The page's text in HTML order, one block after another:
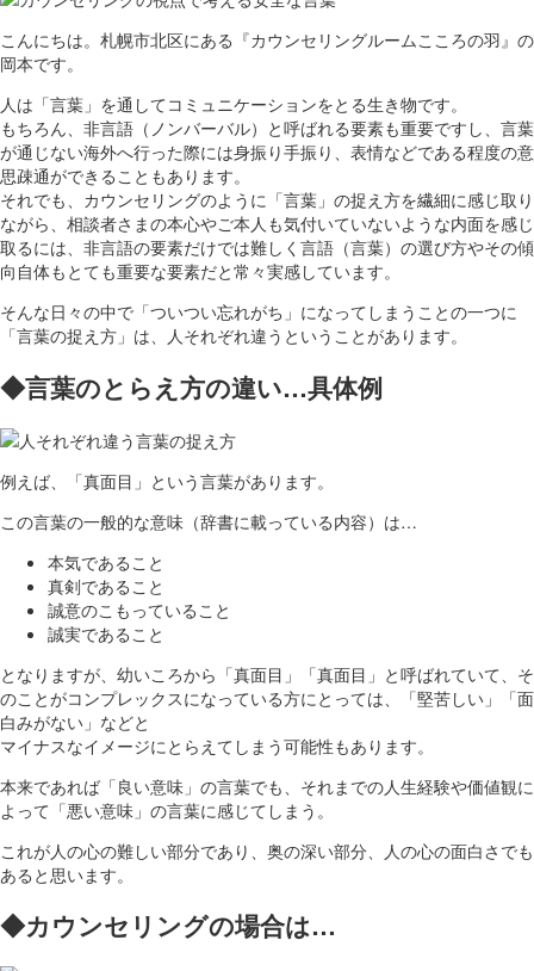
こんにちは。札幌市北区にある『カウンセリングルームこころの羽』の
岡本です。
人は「言葉」を通してコミュニケーションをとる生き物です。
もちろん、非言語（ノンバーバル）と呼ばれる要素も重要ですし、言葉
が通じない海外へ行った際には身振り手振り、表情などである程度の意
思疎通ができることもあります。
それでも、カウンセリングのように「言葉」の捉え方を繊細に感じ取り
ながら、相談者さまの本心やご本人も気付いていないような内面を感じ
取るには、非言語の要素だけでは難しく言語（言葉）の選び方やその傾
向自体もとても重要な要素だと常々実感しています。
そんな日々の中で「ついつい忘れがち」になってしまうことの一つに
「言葉の捉え方」は、人それぞれ違うということがあります。
◆言葉のとらえ方の違い…具体例
例えば、「真面目」という言葉があります。
この言葉の一般的な意味（辞書に載っている内容）は…
本気であること
真剣であること
誠意のこもっていること
誠実であること
となりますが、幼いころから「真面目」「真面目」と呼ばれていて、そ
のことがコンプレックスになっている方にとっては、「堅苦しい」「面
白みがない」などと
マイナスなイメージにとらえてしまう可能性もあります。
本来であれば「良い意味」の言葉でも、それまでの人生経験や価値観に
よって「悪い意味」の言葉に感じてしまう。
これが人の心の難しい部分であり、奥の深い部分、人の心の面白さでも
あると思います。
◆カウンセリングの場合は…